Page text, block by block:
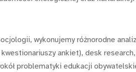
wykonujemy różnorodne
ankiet), desk
problematyki edukacji